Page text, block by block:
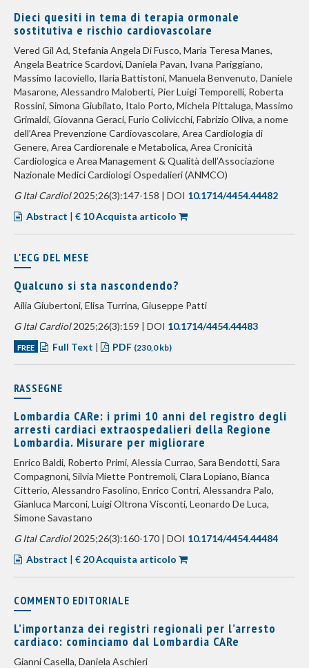
Dieci quesiti in tema di terapia ormonale
sostitutiva e rischio cardiovascolare
Vered Gil Ad, Stefania Angela Di Fusco, Maria Teresa Manes,
Angela Beatrice Scardovi, Daniela Pavan, Ivana Pariggiano,
Massimo Iacoviello, Ilaria Battistoni, Manuela Benvenuto, Daniele
Masarone, Alessandro Maloberti, Pier Luigi Temporelli, Roberta
Rossini, Simona Giubilato, Italo Porto, Michela Pittaluga, Massimo
Grimaldi, Giovanna Geraci, Furio Colivicchi, Fabrizio Oliva, a nome
dell’Area Prevenzione Cardiovascolare, Area Cardiologia di
Genere, Area Cardiorenale e Metabolica, Area Cronicità
Cardiologica e Area Management & Qualità dell’Associazione
Nazionale Medici Cardiologi Ospedalieri (ANMCO)
G Ital Cardiol2025;26(3):147-158 | DOI 10.1714/4454.44482
Abstract | € 10 Acquista articolo
L'ECG DEL MESE
Qualcuno si sta nascondendo?
Ailia Giubertoni, Elisa Turrina, Giuseppe Patti
G Ital Cardiol2025;26(3):159 | DOI 10.1714/4454.44483
FREE Full Text | PDF (230,0 kb)
RASSEGNE
Lombardia CARe: i primi 10 anni del registro degli
arresti cardiaci extraospedalieri della Regione
Lombardia. Misurare per migliorare
Enrico Baldi, Roberto Primi, Alessia Currao, Sara Bendotti, Sara
Compagnoni, Silvia Miette Pontremoli, Clara Lopiano, Bianca
Citterio, Alessandro Fasolino, Enrico Contri, Alessandra Palo,
Gianluca Marconi, Luigi Oltrona Visconti, Leonardo De Luca,
Simone Savastano
G Ital Cardiol2025;26(3):160-170 | DOI 10.1714/4454.44484
Abstract | € 20 Acquista articolo
COMMENTO EDITORIALE
L’importanza dei registri regionali per l’arresto
cardiaco: cominciamo dal Lombardia CARe
Gianni Casella, Daniela Aschieri